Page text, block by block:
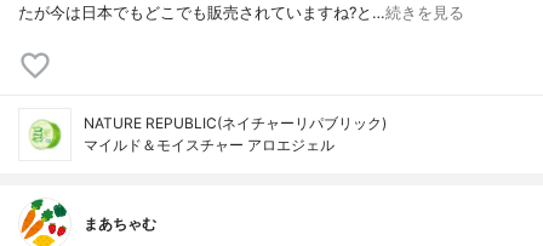
たが今は日本でもどこでも販売されていますね?⁡と…続きを見る
NATURE REPUBLIC(ネイチャーリパブリック)
マイルド＆モイスチャー アロエジェル
まあちゃむ